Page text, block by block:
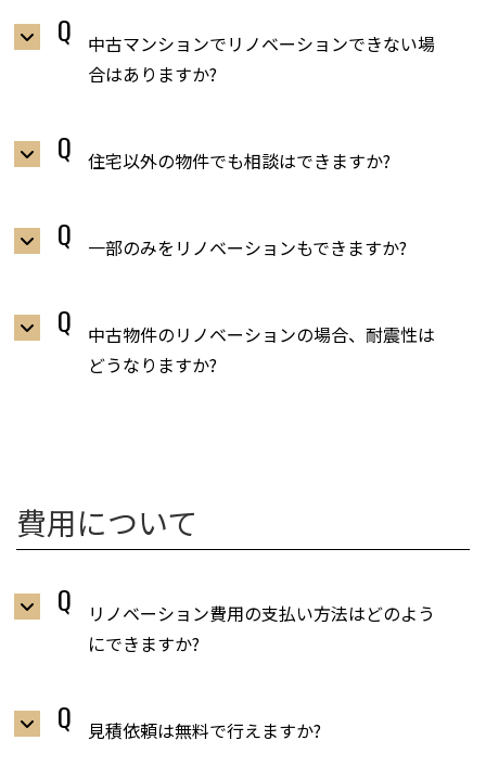
中古マンションでリノベーションできない場
合はありますか?
住宅以外の物件でも相談はできますか?
一部のみをリノベーションもできますか?
中古物件のリノベーションの場合、耐震性は
どうなりますか?
費用について
リノベーション費用の支払い方法はどのよう
にできますか?
見積依頼は無料で行えますか?